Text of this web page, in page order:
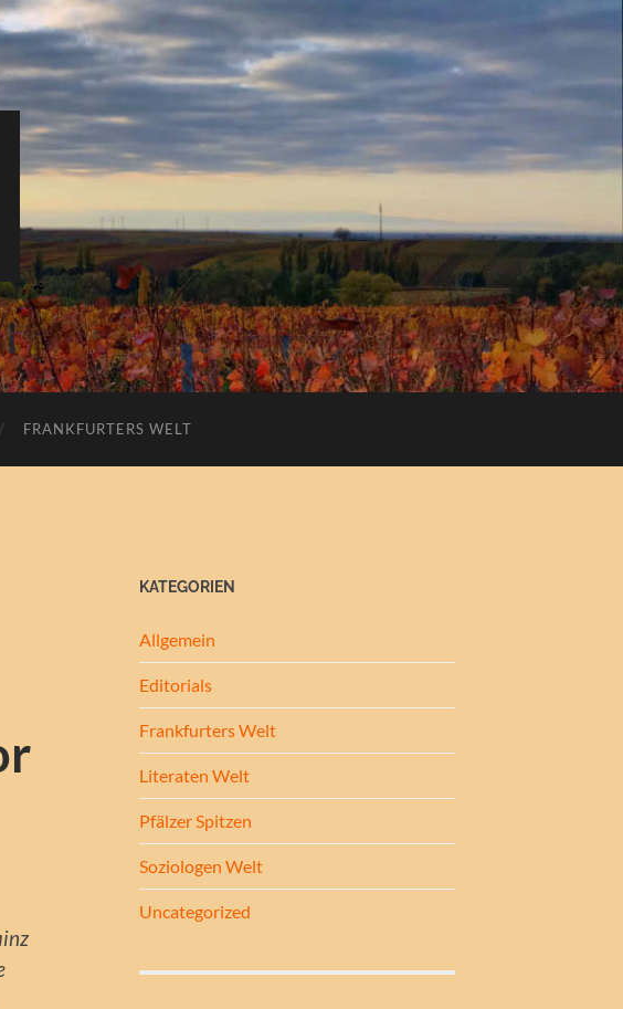
FRANKFURTERS WELT
KATEGORIEN
Allgemein
Editorials
Frankfurters Welt
Literaten Welt
Pfälzer Spitzen
Soziologen Welt
Uncategorized